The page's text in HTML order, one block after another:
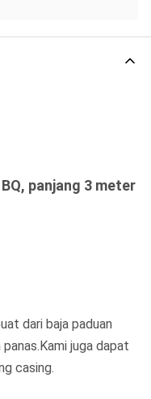
panjang 3 meter
dari baja paduan
juga dapat
casing.